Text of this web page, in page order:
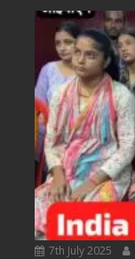
7th July 2025